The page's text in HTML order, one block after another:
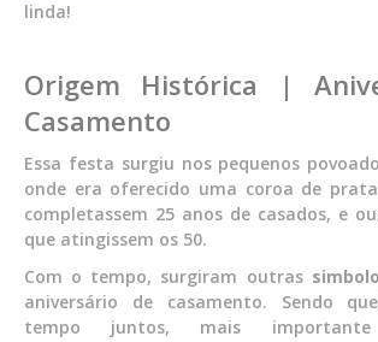
linda!
Origem Histórica |
Casamento
Essa festa surgiu nos pequenos
onde era oferecido uma coroa de
completassem 25 anos de casados, e
que atingissem os 50.
Com o tempo, surgiram outras
aniversário de casamento. Sendo
tempo juntos, mais